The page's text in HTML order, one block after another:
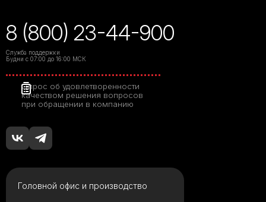
8 (800) 23-44-900
Служба поддержки
Будни с 07:00 до 16:00 МСК
Опрос об удовлетворенности
качеством решения вопросов
при обращении в компанию
Головной офис и производство